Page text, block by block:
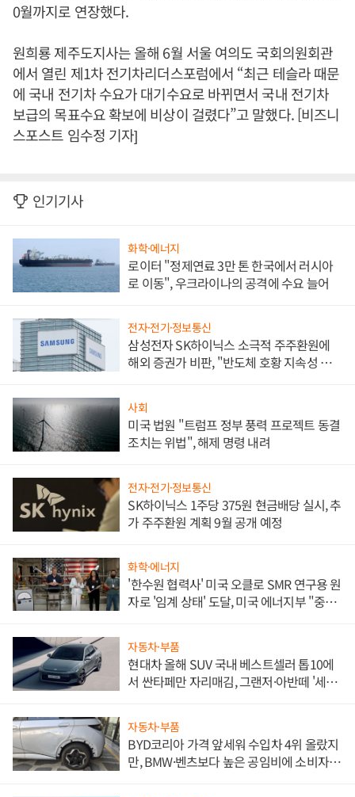
0월까지로 연장했다.
원희룡 제주도지사는 올해 6월 서울 여의도 국회의원회관
에서 열린 제1차 전기차리더스포럼에서 “최근 테슬라 때문
에 국내 전기차 수요가 대기수요로 바뀌면서 국내 전기차
보급의 목표수요 확보에 비상이 걸렸다”고 말했다. [비즈니
스포스트 임수정 기자]
인기기사
화학·에너지
로이터 "정제연료 3만 톤 한국에서 러시아
로 이동", 우크라이나의 공격에 수요 늘어
전자·전기·정보통신
삼성전자 SK하이닉스 소극적 주주환원에
해외 증권가 비판, "반도체 호황 지속성 의
사회
미국 법원 "트럼프 정부 풍력 프로젝트 동결
조치는 위법", 해제 명령 내려
전자·전기·정보통신
SK하이닉스 1주당 375원 현금배당 실시, 추
가 주주환원 계획 9월 공개 예정
화학·에너지
'한수원 협력사' 미국 오클로 SMR 연구용 원
자로 '임계 상태' 도달, 미국 에너지부 "중요
자동차·부품
현대차 올해 SUV 국내 베스트셀러 톱10에
서 싼타페만 자리매김, 그랜저·아반떼 '세단
자동차·부품
BYD코리아 가격 앞세워 수입차 4위 올랐지
만, BMW·벤츠보다 높은 공임비에 소비자